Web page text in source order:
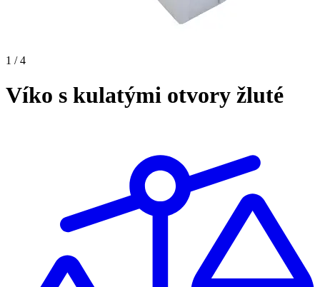
1 / 4
Víko s kulatými otvory žluté